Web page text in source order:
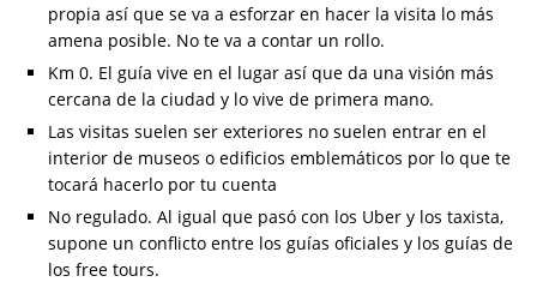
propia así que se va a esforzar en hacer la visita lo más
amena posible. No te va a contar un rollo.
Km 0. El guía vive en el lugar así que da una visión más
cercana de la ciudad y lo vive de primera mano.
Las visitas suelen ser exteriores no suelen entrar en el
interior de museos o edificios emblemáticos por lo que te
tocará hacerlo por tu cuenta
No regulado. Al igual que pasó con los Uber y los taxista,
supone un conflicto entre los guías oficiales y los guías de
los free tours.